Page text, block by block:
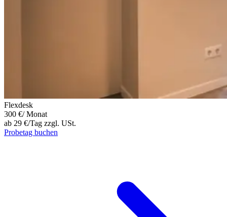
Flexdesk
300 €/ Monat
ab 29 €/Tag zzgl. USt.
Probetag buchen